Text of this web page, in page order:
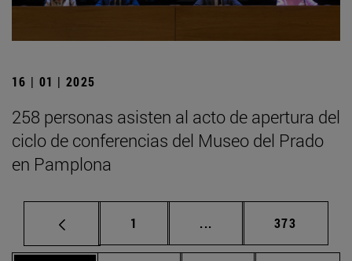
16 | 01 | 2025
258 personas asisten al acto de apertura del
ciclo de conferencias del Museo del Prado
en Pamplona
Página
1 ... Páginas intermedias
Página
373